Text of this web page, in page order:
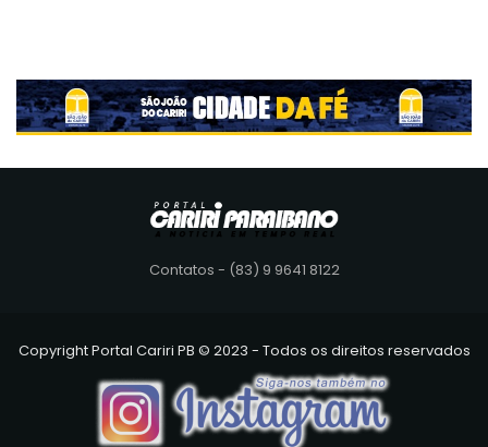
Contatos - (83) 9 9641 8122
Copyright Portal Cariri PB © 2023 - Todos os direitos reservados